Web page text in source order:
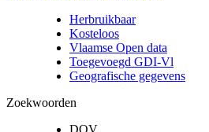
Herbruikbaar
Kosteloos
Vlaamse Open data
Toegevoegd GDI-Vl
Geografische gegevens
Zoekwoorden
DOV